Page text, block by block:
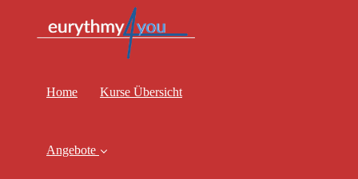
Home Kurse Übersicht
Angebote